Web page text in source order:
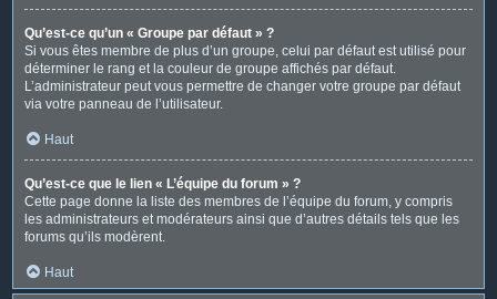
Qu’est-ce qu’un « Groupe par défaut » ?
Si vous êtes membre de plus d’un groupe, celui par défaut est utilisé pour
déterminer le rang et la couleur de groupe affichés par défaut.
L’administrateur peut vous permettre de changer votre groupe par défaut
via votre panneau de l’utilisateur.
Haut
Qu’est-ce que le lien « L’équipe du forum » ?
Cette page donne la liste des membres de l’équipe du forum, y compris
les administrateurs et modérateurs ainsi que d’autres détails tels que les
forums qu’ils modèrent.
Haut